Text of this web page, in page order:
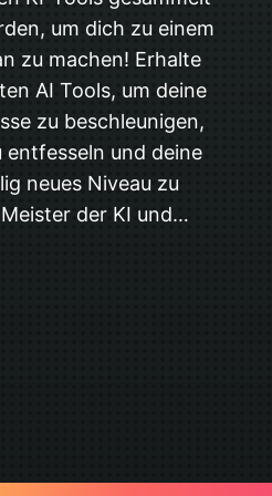
um dich zu einem
zu machen! Erhalte
AI Tools, um deine
zu beschleunigen,
und deine
neues Niveau zu
der KI und…